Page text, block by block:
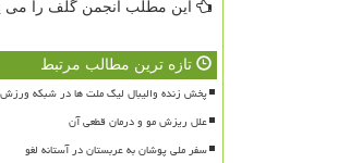
این مطلب انجمن گلف را می
تازه ترین مطالب مرتبط
پخش زنده والیبال لیگ ملت ها در شبکه ورزش
علل ریزش مو و درمان قطعی آن
سفر ملی پوشان به عربستان در آستانه لغو